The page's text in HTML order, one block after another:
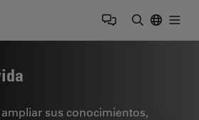
sus conocimientos,